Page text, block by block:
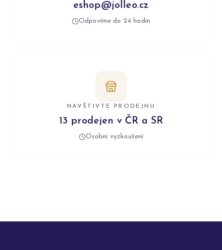
eshop@jolleo.cz
Odpovíme do 24 hodin
NAVŠTIVTE PRODEJNU
13 prodejen v ČR a SR
Osobní vyzkoušení